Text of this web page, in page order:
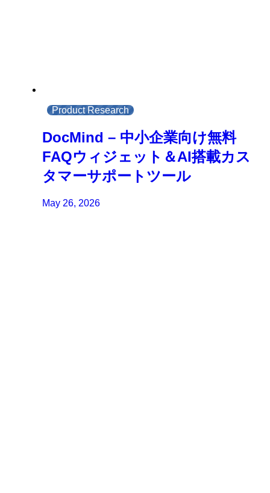
Product Research
DocMind – 中小企業向け無料
FAQウィジェット＆AI搭載カス
タマーサポートツール
May 26, 2026